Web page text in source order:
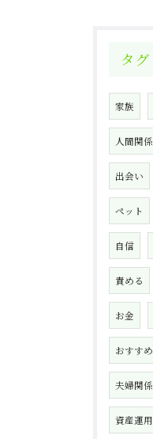
タグ
家族
人間関係
出会い
ペット
自信
責める
お金
おすすめ
夫婦関係
資産運用